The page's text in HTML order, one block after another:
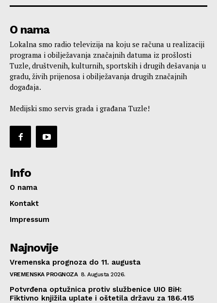
O nama
Lokalna smo radio televizija na koju se računa u realizaciji
programa i obilježavanja značajnih datuma iz prošlosti
Tuzle, društvenih, kulturnih, sportskih i drugih dešavanja u
gradu, živih prijenosa i obilježavanja drugih značajnih
događaja.
Medijski smo servis grada i građana Tuzle!
Info
O nama
Kontakt
Impressum
Najnovije
Vremenska prognoza do 11. augusta
VREMENSKA PROGNOZA 8. Augusta 2026.
Potvrđena optužnica protiv službenice UIO BiH:
Fiktivno knjižila uplate i oštetila državu za 186.415